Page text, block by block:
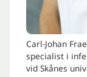
Carl-Johan
specialist i
vid Skånes